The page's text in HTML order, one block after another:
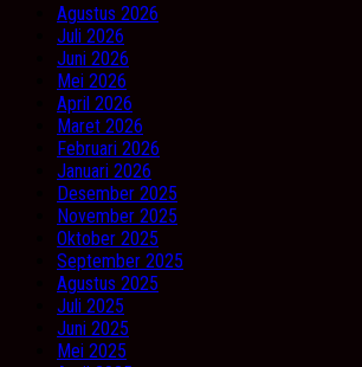
Agustus 2026
Juli 2026
Juni 2026
Mei 2026
April 2026
Maret 2026
Februari 2026
Januari 2026
Desember 2025
November 2025
Oktober 2025
September 2025
Agustus 2025
Juli 2025
Juni 2025
Mei 2025